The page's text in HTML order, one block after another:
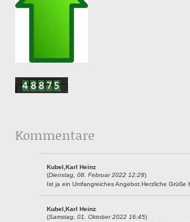
Kommentare
Kubel,Karl Heinz
(Dienstag, 08. Februar 2022 12:28)
Ist ja ein Umfangreiches Angebot.Herzliche Grüße
Kubel,Karl Heinz
(Samstag, 01. Oktober 2022 16:45)